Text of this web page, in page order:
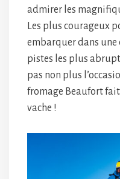
admirer les
Les plus courageux
embarquer dans une
pistes les plus
pas non plus
fromage Beaufort
vache !